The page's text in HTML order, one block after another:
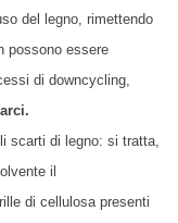
del legno, rimettendo
possono essere
di downcycling,
scarti di legno: si tratta,
il
di cellulosa presenti